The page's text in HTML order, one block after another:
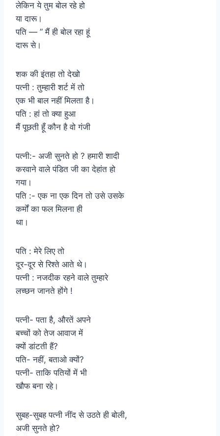
लेकिन ये तुम बोल रहे हो
या दारू।
पति — ” मैं ही बोल रहा हूं
दारू से।
शक की इंतहा तो देखो
पत्नी : तुम्हारी शर्ट में तो
एक भी बाल नहीं मिलता है।
पति : हां तो क्या हुआ
मैं पूछती हूँ कौन है वो गंजी
पत्नी:- अजी सुनते हो ? हमारी शादी
करवाने वाले पंडित जी का देहांत हो
गया।
पति :- एक ना एक दिन तो उसे उसके
कर्मों का फल मिलना ही
था।
पति : मेरे लिए तो
दूर-दूर से रिश्ते आते थे।
पत्नी : नजदीक रहने वाले तुम्हारे
लच्छन जानते होंगे !
पत्नी- पता है, औरतें अपने
बच्चों को तेज आवाज में
क्यों डांटती हैं?
पति- नहीं, बताओ क्यों?
पत्नी- ताकि पतियों में भी
खौफ बना रहे।
सुबह-सुबह पत्नी नींद से उठते ही बोली,
अजी सुनते हो?